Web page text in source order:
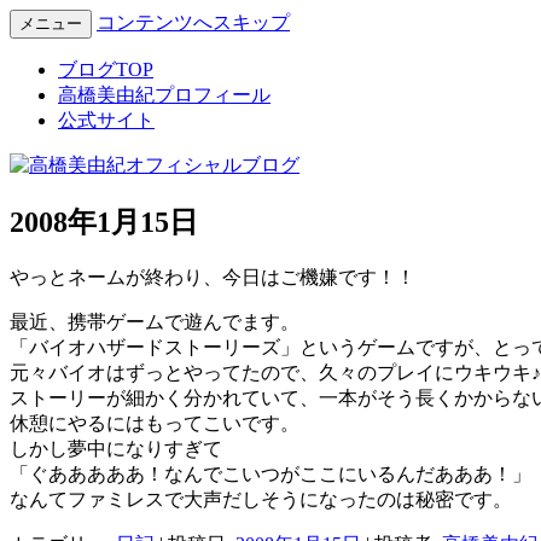
高橋美由紀オフィシャルブログ
Miyuki Takahashi Official Blog
メニュー コンテンツへスキップ
ブログTOP
高橋美由紀プロフィール
公式サイト
2008年1月15日
やっとネームが終わり、今日はご機嫌です！！
最近、携帯ゲームで遊んでます。
「バイオハザードストーリーズ」というゲームですが、とっ
元々バイオはずっとやってたので、久々のプレイにウキウキ♪
ストーリーが細かく分かれていて、一本がそう長くかからな
休憩にやるにはもってこいです。
しかし夢中になりすぎて
「ぐあああああ！なんでこいつがここにいるんだあああ！」
なんてファミレスで大声だしそうになったのは秘密です。